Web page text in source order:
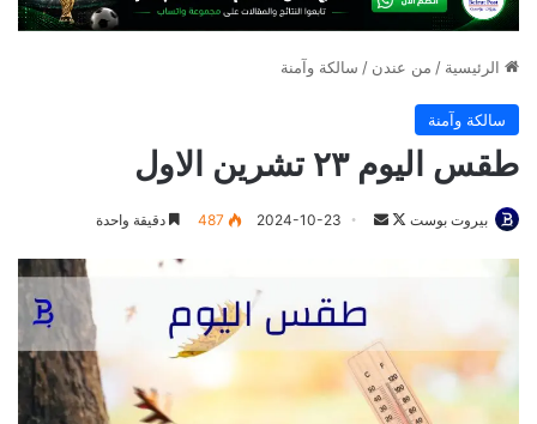
الرئيسية / من عندن / سالكة وآمنة
سالكة وآمنة
طقس اليوم ٢٣ تشرين الاول
بيروت بوست
تابعأرسل 2024-10-23
487 دقيقة واحدة